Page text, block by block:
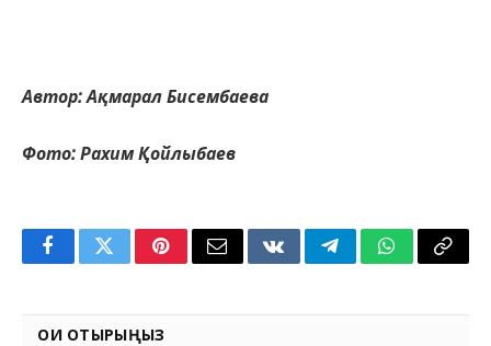
Автор: Ақмарал Бисембаева
Фото: Рахим Қойлыбаев
FacebookTwitterPinterestEmail VKontakteTelegramWhatsApp
Copy
ОҚИ ОТЫРЫҢЫЗ